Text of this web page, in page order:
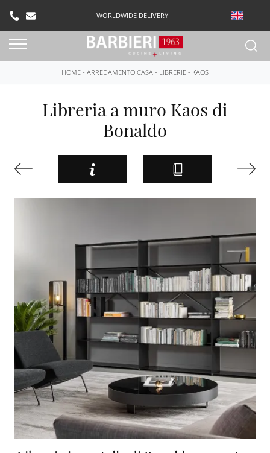
WORLDWIDE DELIVERY
HOME - ARREDAMENTO CASA - LIBRERIE - KAOS
Libreria a muro Kaos di
Bonaldo